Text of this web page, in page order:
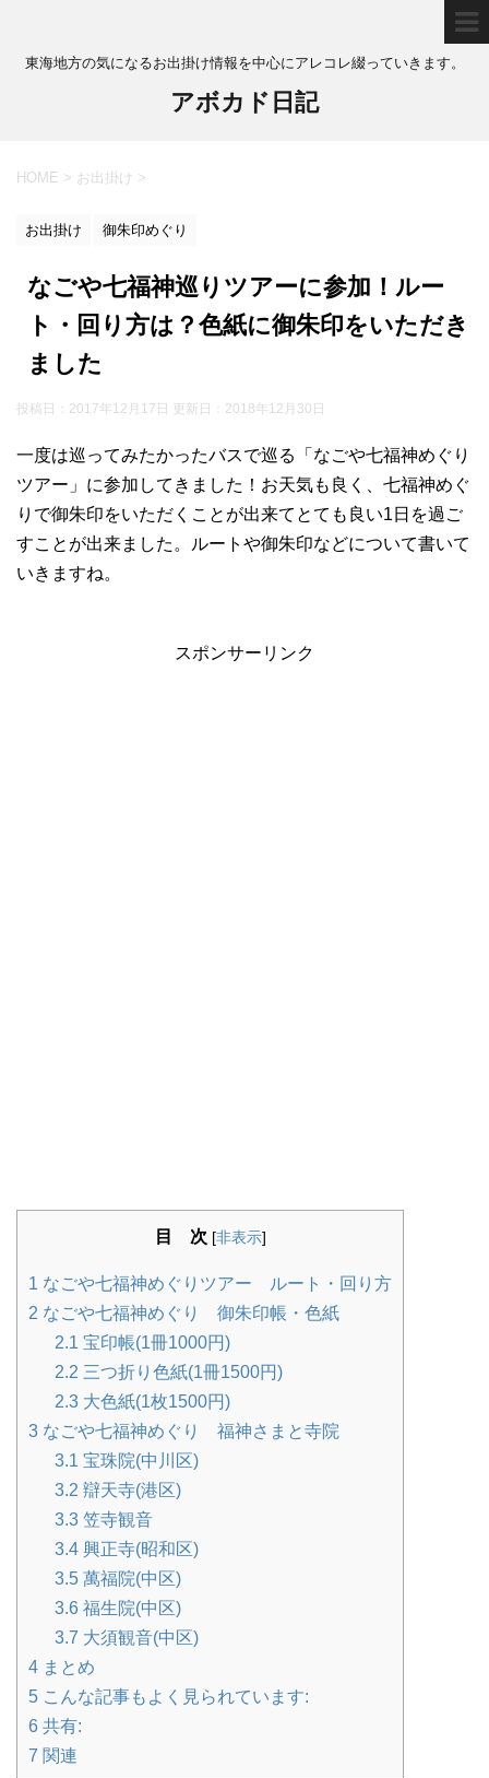
東海地方の気になるお出掛け情報を中心にアレコレ綴っていきます。
アボカド日記
HOME > お出掛け >
お出掛け 御朱印めぐり
なごや七福神巡りツアーに参加！ルー
ト・回り方は？色紙に御朱印をいただき
ました
投稿日：2017年12月17日 更新日： 2018年12月30日
一度は巡ってみたかったバスで巡る「なごや七福神めぐり
ツアー」に参加してきました！お天気も良く、七福神めぐ
りで御朱印をいただくことが出来てとても良い1日を過ご
すことが出来ました。ルートや御朱印などについて書いて
いきますね。
スポンサーリンク
目 次 [非表示]
1 なごや七福神めぐりツアー ルート・回り方
2 なごや七福神めぐり 御朱印帳・色紙
2.1 宝印帳(1冊1000円)
2.2 三つ折り色紙(1冊1500円)
2.3 大色紙(1枚1500円)
3 なごや七福神めぐり 福神さまと寺院
3.1 宝珠院(中川区)
3.2 辯天寺(港区)
3.3 笠寺観音
3.4 興正寺(昭和区)
3.5 萬福院(中区)
3.6 福生院(中区)
3.7 大須観音(中区)
4 まとめ
5 こんな記事もよく見られています:
6 共有:
7 関連